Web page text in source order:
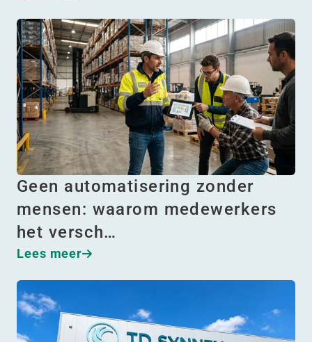
Geen automatisering zonder
mensen: waarom medewerkers
het versch…
Lees meer